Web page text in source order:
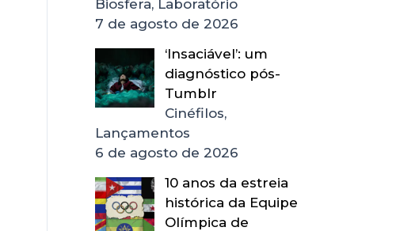
Biosfera, Laboratório
7 de agosto de 2026
‘Insaciável’: um
diagnóstico pós-
Tumblr
Cinéfilos,
Lançamentos
6 de agosto de 2026
10 anos da estreia
histórica da Equipe
Olímpica de